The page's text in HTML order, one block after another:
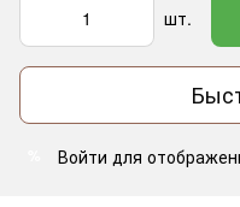
шт.
Войти для